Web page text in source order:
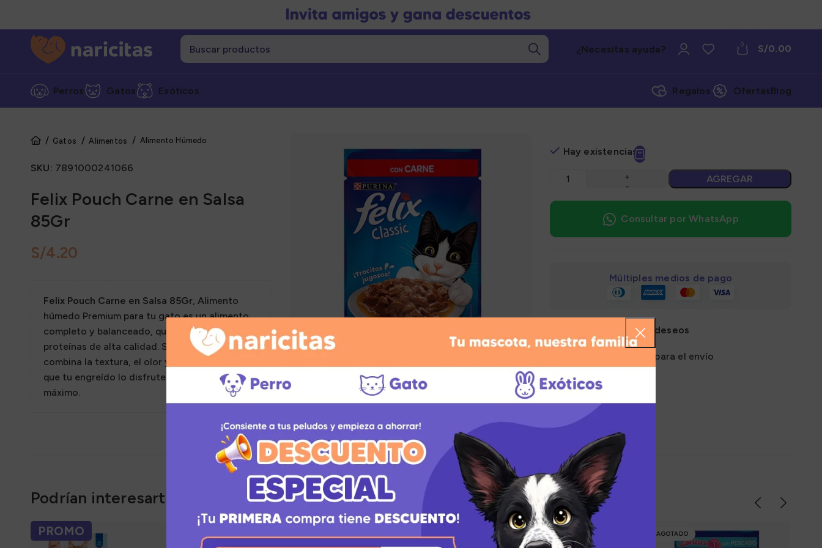
¿Necesitas ayuda? 0 S/0.00
Perros
Marcas
Gatos
Categorías
Alimento Húmedo
Alimento Barf
Sazonadores
Marcas
Exóticos Regalos OfertasBlog
Gatos Alimentos Alimento Húmedo
SKU: 7891000241066
Felix Pouch Carne en Salsa
85Gr
S/
Felix Pouch Carne en Salsa 85Gr, Alimento
húmedo Premium para tu gato es un alimento
completo y balanceado, que cuenta con una
proteínas de alta calidad. Su sabor irresistible
combina la textura, el olor y la apariencia, para
que tu engreído lo disfrute y saboree al
máximo.
Click to enlarge
Hay existencias
AGREGAR
Consultar por WhatsApp
Múltiples medios de pago
Añadir a la lista de deseos
Zona de cobertura para el envío
Podrían interesarte
PROMO AGOTADO